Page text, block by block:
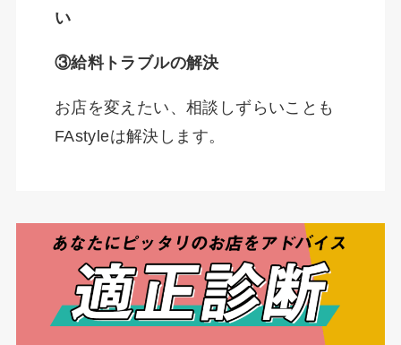
い
③給料トラブルの解決
お店を変えたい、相談しずらいことも
FAstyleは解決します。